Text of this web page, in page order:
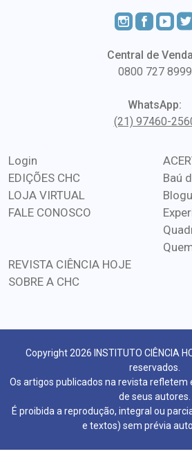
Central de
0800 727 8999
WhatsApp:
(21) 97460-
Login
EDIÇÕES CHC
LOJA VIRTUAL
FALE CONOSCO
Baú
REVISTA CIÊNCIA HOJE
SOBRE A CHC
Copyright 2026 INSTITUTO CIÊNCIA
reservados.
Os artigos publicados na revista refletem
de seus autores.
É proibida a reprodução, integral ou
e textos) sem prévia